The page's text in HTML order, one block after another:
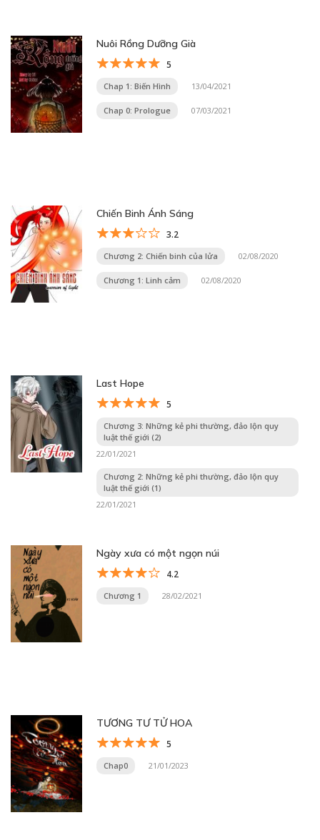
Nuôi Rồng Dưỡng Già
5
Chap 1: Biến Hình 13/04/2021
Chap 0: Prologue 07/03/2021
Chiến Binh Ánh Sáng
3.2
Chương 2: Chiến binh của lửa 02/08/2020
Chương 1: Linh cảm 02/08/2020
Last Hope
5
Chương 3: Những kẻ phi thường, đảo lộn quy
luật thế giới (2)
22/01/2021
Chương 2: Những kẻ phi thường, đảo lộn quy
luật thế giới (1)
22/01/2021
Ngày xưa có một ngọn núi
4.2
Chương 1 28/02/2021
TƯƠNG TƯ TỬ HOA
5
Chap0 21/01/2023